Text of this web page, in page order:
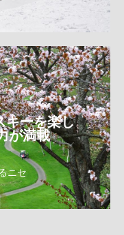
キーを楽し
が満載
ニセ